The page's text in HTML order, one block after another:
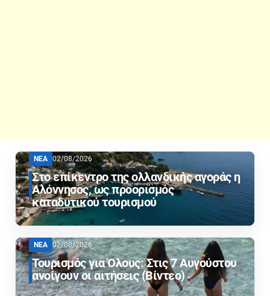
ΝΕΑ 02/08/2026
Στο επίκεντρο της ολλανδικής αγοράς η
Αλόννησος, ως προορισμός
καταδυτικού τουρισμού
ΝΕΑ 02/08/2026
Τουρισμός για Όλους: Στις 7 Αυγούστου
ανοίγουν οι αιτήσεις (Βίντεο)